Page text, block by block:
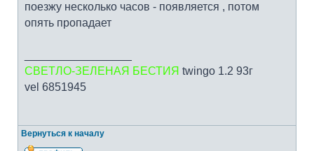
поезжу несколько часов - появляется , потом
опять пропадает
СВЕТЛО-ЗЕЛЕНАЯ БЕСТИЯ twingo 1.2 93г
vel 6851945
Вернуться к началу